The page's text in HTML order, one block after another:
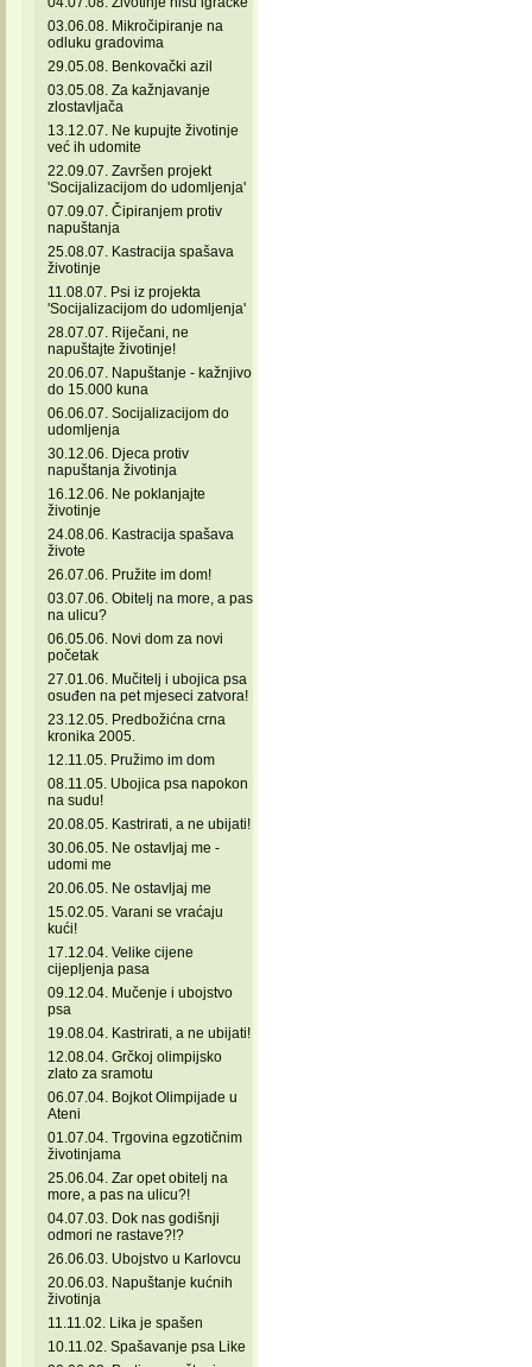
03.06.08. Mikročipiranje na
odluku gradovima
29.05.08. Benkovački azil
03.05.08. Za kažnjavanje
zlostavljača
13.12.07. Ne kupujte životinje
već ih udomite
22.09.07. Završen projekt
'Socijalizacijom do udomljenja'
07.09.07. Čipiranjem protiv
napuštanja
25.08.07. Kastracija spašava
životinje
11.08.07. Psi iz projekta
'Socijalizacijom do udomljenja'
28.07.07. Riječani, ne
napuštajte životinje!
20.06.07. Napuštanje - kažnjivo
do 15.000 kuna
06.06.07. Socijalizacijom do
udomljenja
30.12.06. Djeca protiv
napuštanja životinja
16.12.06. Ne poklanjajte
životinje
24.08.06. Kastracija spašava
živote
26.07.06. Pružite im dom!
03.07.06. Obitelj na more, a pas
na ulicu?
06.05.06. Novi dom za novi
početak
27.01.06. Mučitelj i ubojica psa
osuđen na pet mjeseci zatvora!
23.12.05. Predbožićna crna
kronika 2005.
12.11.05. Pružimo im dom
08.11.05. Ubojica psa napokon
na sudu!
20.08.05. Kastrirati, a ne ubijati!
30.06.05. Ne ostavljaj me -
udomi me
20.06.05. Ne ostavljaj me
15.02.05. Varani se vraćaju
kući!
17.12.04. Velike cijene
cijepljenja pasa
09.12.04. Mučenje i ubojstvo
psa
19.08.04. Kastrirati, a ne ubijati!
12.08.04. Grčkoj olimpijsko
zlato za sramotu
06.07.04. Bojkot Olimpijade u
Ateni
01.07.04. Trgovina egzotičnim
životinjama
25.06.04. Zar opet obitelj na
more, a pas na ulicu?!
04.07.03. Dok nas godišnji
odmori ne rastave?!?
26.06.03. Ubojstvo u Karlovcu
20.06.03. Napuštanje kućnih
životinja
11.11.02. Lika je spašen
10.11.02. Spašavanje psa Like